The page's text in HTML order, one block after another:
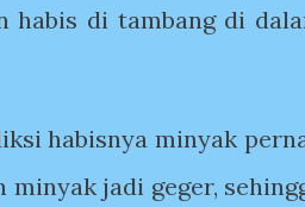
habis di tambang di
habisnya minyak
jadi geger,